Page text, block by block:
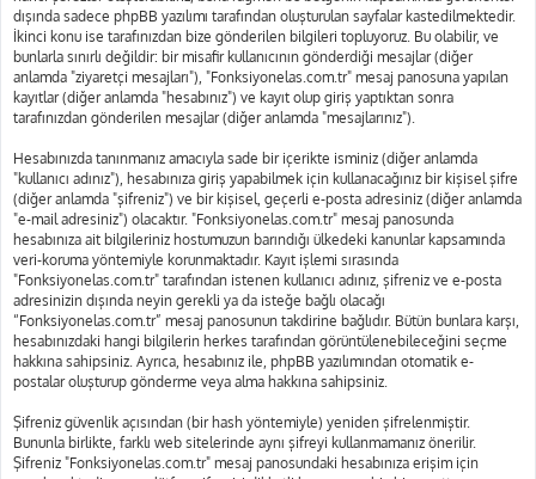
dışında sadece phpBB yazılımı tarafından oluşturulan sayfalar kastedilmektedir.
İkinci konu ise tarafınızdan bize gönderilen bilgileri topluyoruz. Bu olabilir, ve
bunlarla sınırlı değildir: bir misafir kullanıcının gönderdiği mesajlar (diğer
anlamda "ziyaretçi mesajları"), "Fonksiyonelas.com.tr" mesaj panosuna yapılan
kayıtlar (diğer anlamda "hesabınız") ve kayıt olup giriş yaptıktan sonra
tarafınızdan gönderilen mesajlar (diğer anlamda "mesajlarınız").
Hesabınızda tanınmanız amacıyla sade bir içerikte isminiz (diğer anlamda
"kullanıcı adınız"), hesabınıza giriş yapabilmek için kullanacağınız bir kişisel şifre
(diğer anlamda "şifreniz") ve bir kişisel, geçerli e-posta adresiniz (diğer anlamda
"e-mail adresiniz") olacaktır. "Fonksiyonelas.com.tr" mesaj panosunda
hesabınıza ait bilgileriniz hostumuzun barındığı ülkedeki kanunlar kapsamında
veri-koruma yöntemiyle korunmaktadır. Kayıt işlemi sırasında
"Fonksiyonelas.com.tr" tarafından istenen kullanıcı adınız, şifreniz ve e-posta
adresinizin dışında neyin gerekli ya da isteğe bağlı olacağı
“Fonksiyonelas.com.tr” mesaj panosunun takdirine bağlıdır. Bütün bunlara karşı,
hesabınızdaki hangi bilgilerin herkes tarafından görüntülenebileceğini seçme
hakkına sahipsiniz. Ayrıca, hesabınız ile, phpBB yazılımından otomatik e-
postalar oluşturup gönderme veya alma hakkına sahipsiniz.
Şifreniz güvenlik açısından (bir hash yöntemiyle) yeniden şifrelenmiştir.
Bununla birlikte, farklı web sitelerinde aynı şifreyi kullanmamanız önerilir.
Şifreniz "Fonksiyonelas.com.tr" mesaj panosundaki hesabınıza erişim için